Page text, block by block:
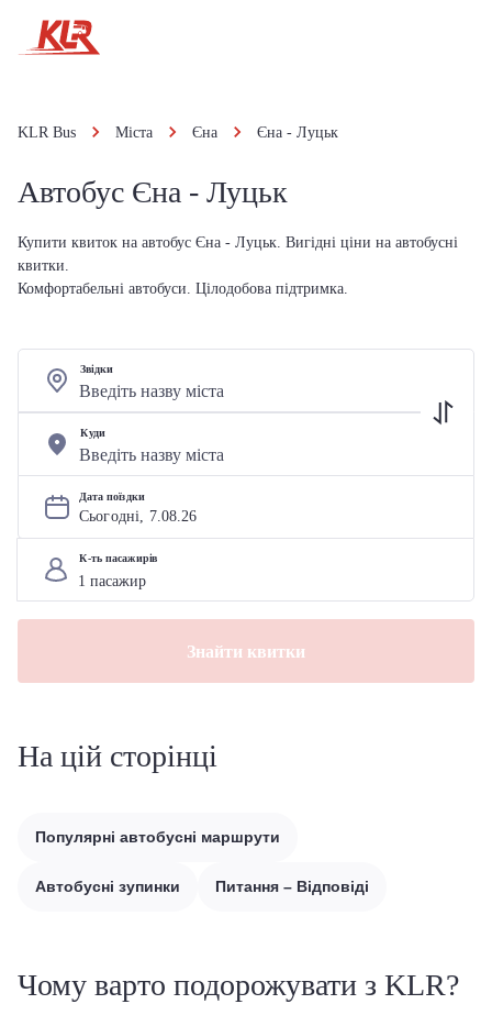
KLR Bus Міста Єна Єна - Луцьк
Автобус Єна - Луцьк
Купити квиток на автобус Єна - Луцьк. Вигідні ціни на автобусні
квитки.
Комфортабельні автобуси. Цілодобова підтримка.
Звідки
Куди
Дата поїздки
Сьогодні, 7.08.26
К-ть пасажирів
Знайти квитки
На цій сторінці
Популярні автобусні маршрути
Автобусні зупинки Питання – Відповіді
Чому варто подорожувати з KLR?